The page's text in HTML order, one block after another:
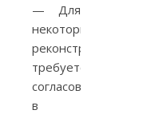
— Для
некоторых
реконструкций
требуется
согласование
в